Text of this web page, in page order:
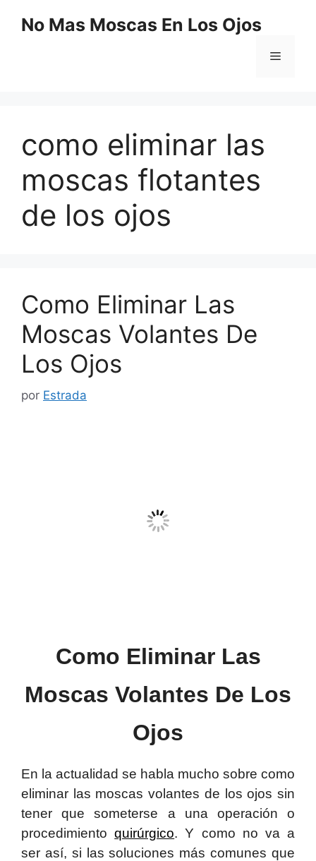
No Mas Moscas En Los Ojos
Menú
como eliminar las
moscas flotantes
de los ojos
Como Eliminar Las
Moscas Volantes De
Los Ojos
por Estrada
Como Eliminar Las
Moscas Volantes De Los
Ojos
En la actualidad se habla mucho sobre como
eliminar las moscas volantes de los ojos sin
tener que someterse a una operación o
procedimientoquirúrgico. Y como no va a
ser así, si las soluciones más comunes que